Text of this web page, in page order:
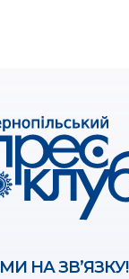
МИ НА ЗВ’ЯЗКУ!